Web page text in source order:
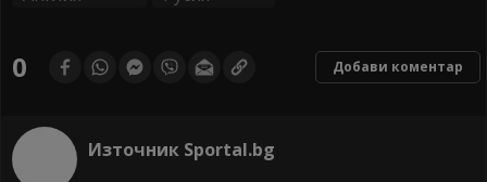
0 Добави коментар
Източник Sportal.bg